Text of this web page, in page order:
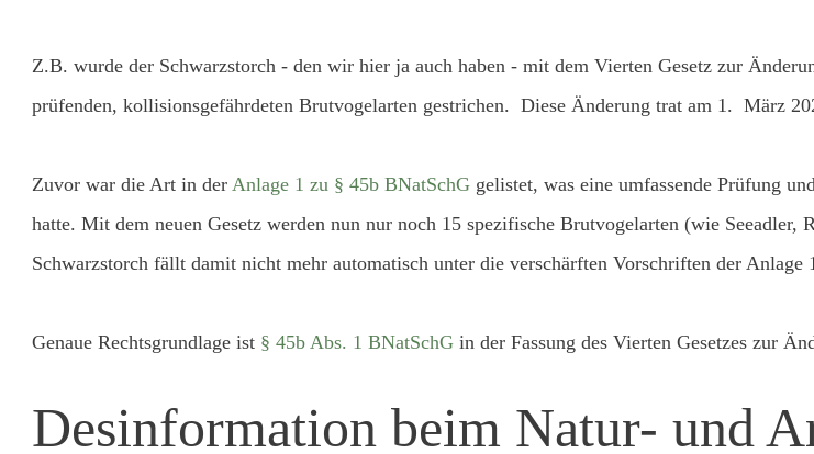
Z.B. wurde der Schwarzstorch - den wir hier ja auch haben - mit dem Vierten Gesetz zur
prüfenden, kollisionsgefährdeten Brutvogelarten gestrichen. Diese Änderung trat am 1. März
Zuvor war die Art in der Anlage 1 zu § 45b BNatSchG gelistet, was eine umfassende Prüfung
hatte. Mit dem neuen Gesetz werden nun nur noch 15 spezifische Brutvogelarten (wie Seeadler,
Schwarzstorch fällt damit nicht mehr automatisch unter die verschärften Vorschriften der Anlage
Genaue Rechtsgrundlage ist § 45b Abs. 1 BNatSchG in der Fassung des Vierten Gesetzes zur
Desinformation beim Natur- und